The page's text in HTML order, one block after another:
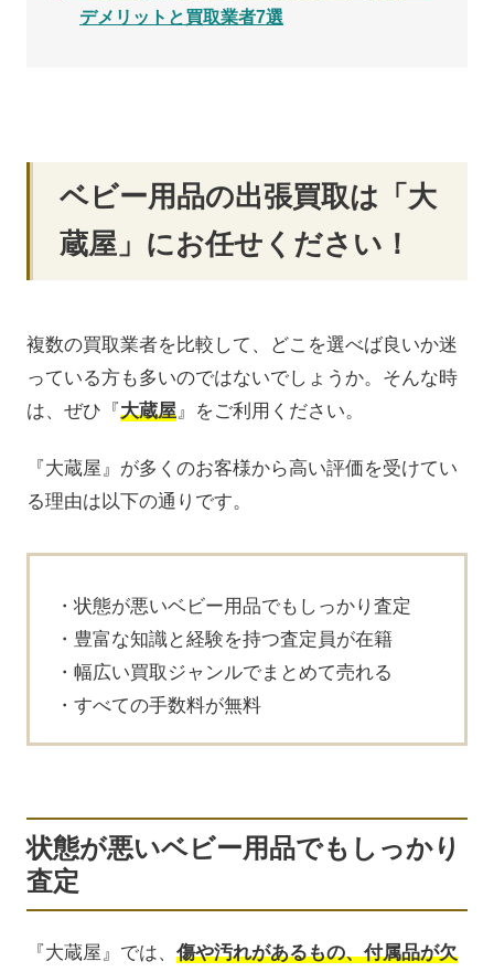
デメリットと買取業者7選
ベビー用品の出張買取は「大
蔵屋」にお任せください！
複数の買取業者を比較して、どこを選べば良いか迷
っている方も多いのではないでしょうか。そんな時
は、ぜひ『大蔵屋』をご利用ください。
『大蔵屋』が多くのお客様から高い評価を受けてい
る理由は以下の通りです。
状態が悪いベビー用品でもしっかり査定
豊富な知識と経験を持つ査定員が在籍
幅広い買取ジャンルでまとめて売れる
すべての手数料が無料
状態が悪いベビー用品でもしっかり
査定
『大蔵屋』では、 傷や汚れがあるもの、付属品が欠